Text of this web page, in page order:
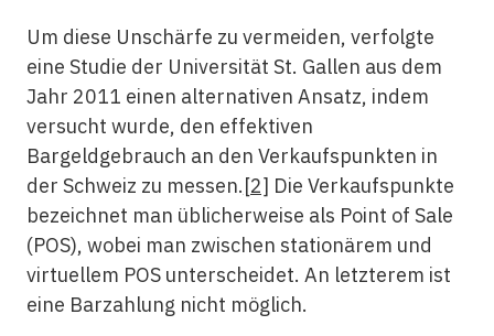
Um diese Unschärfe zu vermeiden, verfolgte
eine Studie der Universität St. Gallen aus dem
Jahr 2011 einen alternativen Ansatz, indem
versucht wurde, den effektiven
Bargeldgebrauch an den Verkaufspunkten in
der Schweiz zu messen.[2] Die Verkaufspunkte
bezeichnet man üblicherweise als Point of Sale
(POS), wobei man zwischen stationärem und
virtuellem POS unterscheidet. An letzterem ist
eine Barzahlung nicht möglich.